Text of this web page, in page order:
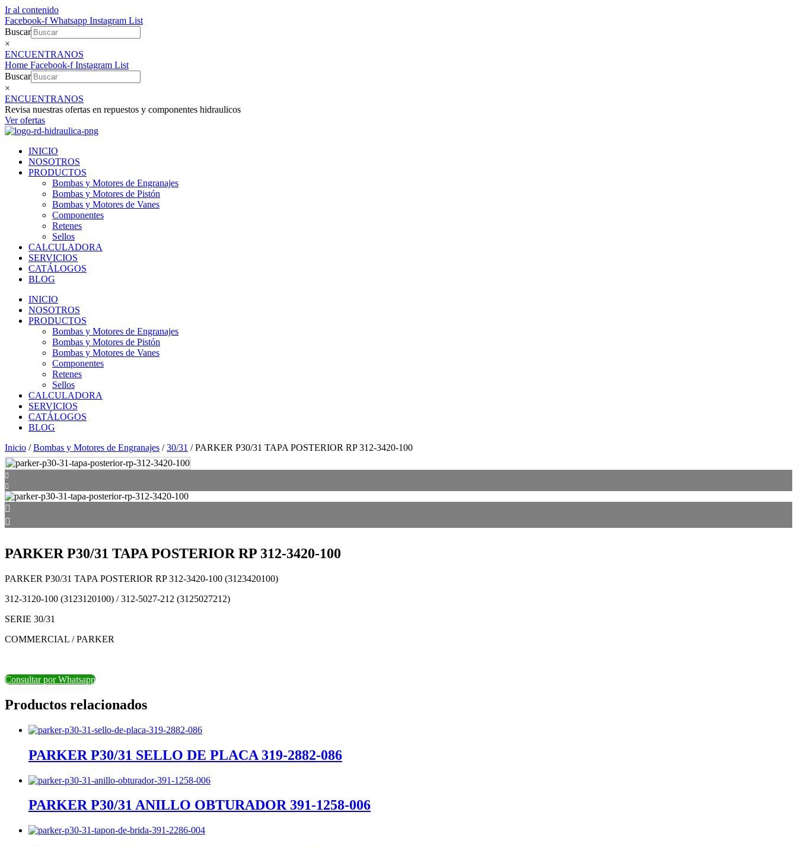
Ir al contenido
Facebook-f Whatsapp Instagram List
Buscar
×
ENCUENTRANOS
Home Facebook-f Instagram List
Buscar
×
ENCUENTRANOS
Revisa nuestras ofertas en repuestos y componentes hidraulicos
Ver ofertas
INICIO
NOSOTROS
PRODUCTOS
Bombas y Motores de Engranajes
Bombas y Motores de Pistón
Bombas y Motores de Vanes
Componentes
Retenes
Sellos
CALCULADORA
SERVICIOS
CATÁLOGOS
BLOG
INICIO
NOSOTROS
PRODUCTOS
Bombas y Motores de Engranajes
Bombas y Motores de Pistón
Bombas y Motores de Vanes
Componentes
Retenes
Sellos
CALCULADORA
SERVICIOS
CATÁLOGOS
BLOG
Inicio /Bombas y Motores de Engranajes /30/31 / PARKER P30/31 TAPA POSTERIOR RP 312-3420-100
PARKER P30/31 TAPA POSTERIOR RP 312-3420-100
PARKER P30/31 TAPA POSTERIOR RP 312-3420-100 (3123420100)
312-3120-100 (3123120100) / 312-5027-212 (3125027212)
SERIE 30/31
COMMERCIAL / PARKER
Consultar por Whatsapp
Productos relacionados
PARKER P30/31 SELLO DE PLACA 319-2882-086
PARKER P30/31 ANILLO OBTURADOR 391-1258-006